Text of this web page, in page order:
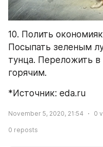
10. Полить
Посыпать зеленым
тунца. Переложить в
горячим.
*Источник: eda.ru
November 5, 2020, 21:54 0
0 reposts